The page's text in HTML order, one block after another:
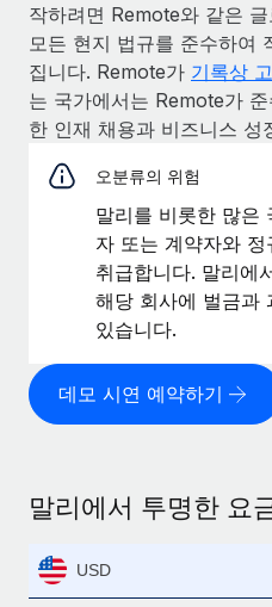
작하려면 Remote와 같은
모든 현지 법규를 준수하여
집니다. Remote가 기록상
는 국가에서는 Remote가
한 인재 채용과 비즈니스 성
오분류의 위험
말리를 비롯한 많은
자 또는 계약자와
취급합니다. 말리에
해당 회사에 벌금과
있습니다.
데모 시연 예약하기
말리에서 투명한 요
USD